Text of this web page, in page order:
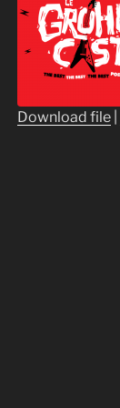
Download file